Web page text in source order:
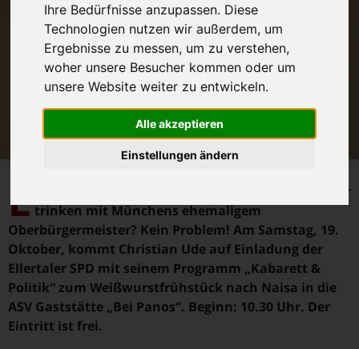
Ihre Bedürfnisse anzupassen. Diese
Technologien nutzen wir außerdem, um
Ergebnisse zu messen, um zu verstehen,
woher unsere Besucher kommen oder um
unsere Website weiter zu entwickeln.
Alle akzeptieren
Einstellungen ändern
L
itzendorf. Mal eine Weißwurst essen oder ein Bier
trinken mit Münchens ehemaligem
Oberbürgermeister? Kein Problem! Am Samstag, 19.
Oktober, kommt Christian Ude auf Einladung der
Ellertaler SPD mit seinem Programm „Kabarett &
Politik“ zum Weißwurstfrühstück nach Naisa in die
ASV Gaststätte „Bei Panos“. Beginn: 10.30 Uhr. Der
Eintritt ist frei.